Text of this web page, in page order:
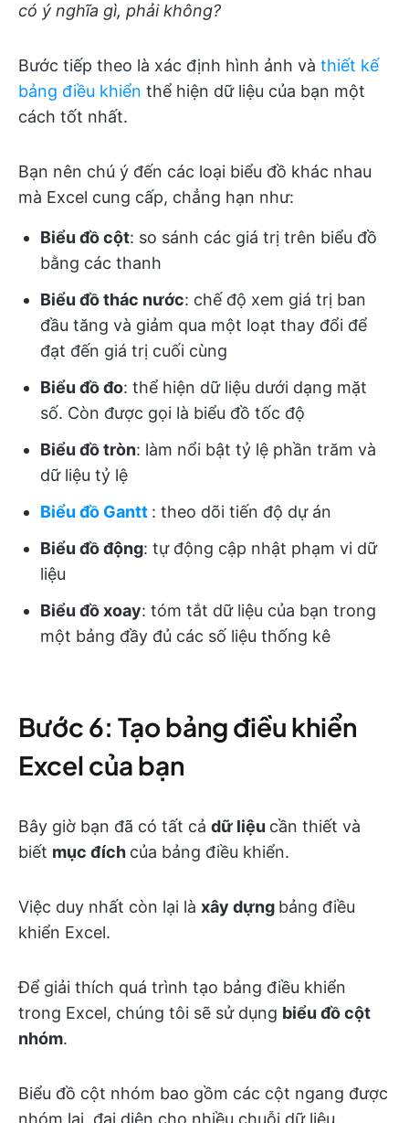
có ý nghĩa gì, phải không?
Bước tiếp theo là xác định hình ảnh và thiết kế
bảng điều khiển thể hiện dữ liệu của bạn một
cách tốt nhất.
Bạn nên chú ý đến các loại biểu đồ khác nhau
mà Excel cung cấp, chẳng hạn như:
Biểu đồ cột: so sánh các giá trị trên biểu đồ
bằng các thanh
Biểu đồ thác nước: chế độ xem giá trị ban
đầu tăng và giảm qua một loạt thay đổi để
đạt đến giá trị cuối cùng
Biểu đồ đo: thể hiện dữ liệu dưới dạng mặt
số. Còn được gọi là biểu đồ tốc độ
Biểu đồ tròn: làm nổi bật tỷ lệ phần trăm và
dữ liệu tỷ lệ
Biểu đồ Gantt : theo dõi tiến độ dự án
Biểu đồ động: tự động cập nhật phạm vi dữ
liệu
Biểu đồ xoay: tóm tắt dữ liệu của bạn trong
một bảng đầy đủ các số liệu thống kê
Bước 6: Tạo bảng điều khiển
Excel của bạn
Bây giờ bạn đã có tất cả dữ liệu cần thiết và
biết mục đích của bảng điều khiển.
Việc duy nhất còn lại là xây dựng bảng điều
khiển Excel.
Để giải thích quá trình tạo bảng điều khiển
trong Excel, chúng tôi sẽ sử dụng biểu đồ cột
nhóm.
Biểu đồ cột nhóm bao gồm các cột ngang được
nhóm lại, đại diện cho nhiều chuỗi dữ liệu.